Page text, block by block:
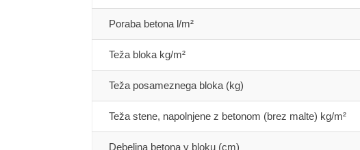
Poraba betona l/m²
Teža bloka kg/m²
Teža posameznega bloka (kg)
Teža stene, napolnjene z betonom (brez malte) kg/m²
Debelina betona v bloku (cm)